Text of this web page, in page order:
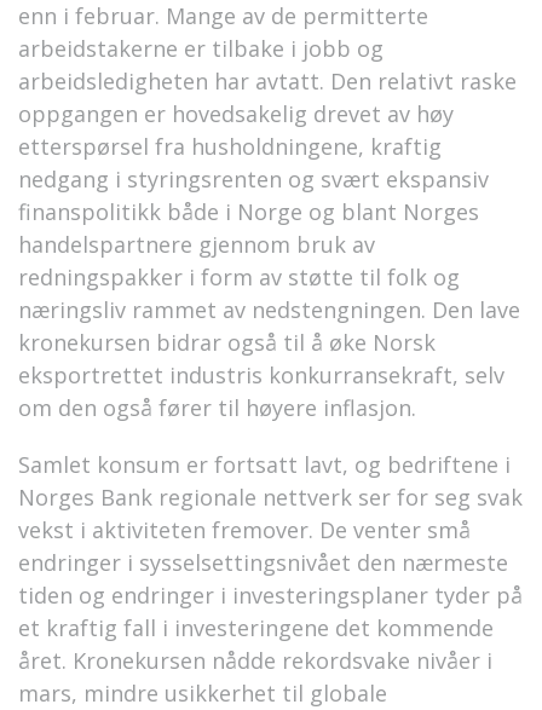
enn i februar. Mange av de permitterte
arbeidstakerne er tilbake i jobb og
arbeidsledigheten har avtatt. Den relativt raske
oppgangen er hovedsakelig drevet av høy
etterspørsel fra husholdningene, kraftig
nedgang i styringsrenten og svært ekspansiv
finanspolitikk både i Norge og blant Norges
handelspartnere gjennom bruk av
redningspakker i form av støtte til folk og
næringsliv rammet av nedstengningen. Den lave
kronekursen bidrar også til å øke Norsk
eksportrettet industris konkurransekraft, selv
om den også fører til høyere inflasjon.
Samlet konsum er fortsatt lavt, og bedriftene i
Norges Bank regionale nettverk ser for seg svak
vekst i aktiviteten fremover. De venter små
endringer i sysselsettingsnivået den nærmeste
tiden og endringer i investeringsplaner tyder på
et kraftig fall i investeringene det kommende
året. Kronekursen nådde rekordsvake nivåer i
mars, mindre usikkerhet til globale